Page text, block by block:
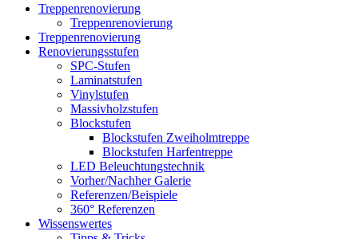
Treppenrenovierung
Treppenrenovierung
Treppenrenovierung
Renovierungsstufen
SPC-Stufen
Laminatstufen
Vinylstufen
Massivholzstufen
Blockstufen
Blockstufen Zweiholmtreppe
Blockstufen Harfentreppe
LED Beleuchtungstechnik
Vorher/Nachher Galerie
Referenzen/Beispiele
360° Referenzen
Wissenswertes